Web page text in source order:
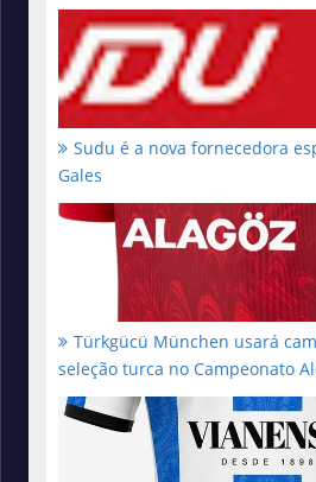
Sudu é a nova fornecedora
Gales
Türkgücü München usará
seleção turca no Campeonato